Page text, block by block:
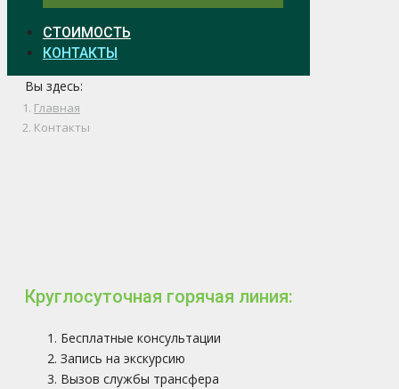
СТОИМОСТЬ
КОНТАКТЫ
Вы здесь:
Главная
Контакты
Круглосуточная горячая линия:
Бесплатные консультации
Запись на экскурсию
Вызов службы трансфера